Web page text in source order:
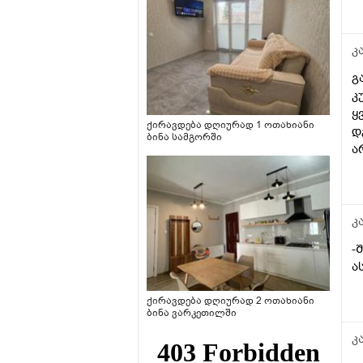
ქირავდება დღიურად 1 ოთახიანი
ბინა სამგორში
ქირავდება დღიურად 2 ოთახიანი
ბინა ვარკეთილში
-